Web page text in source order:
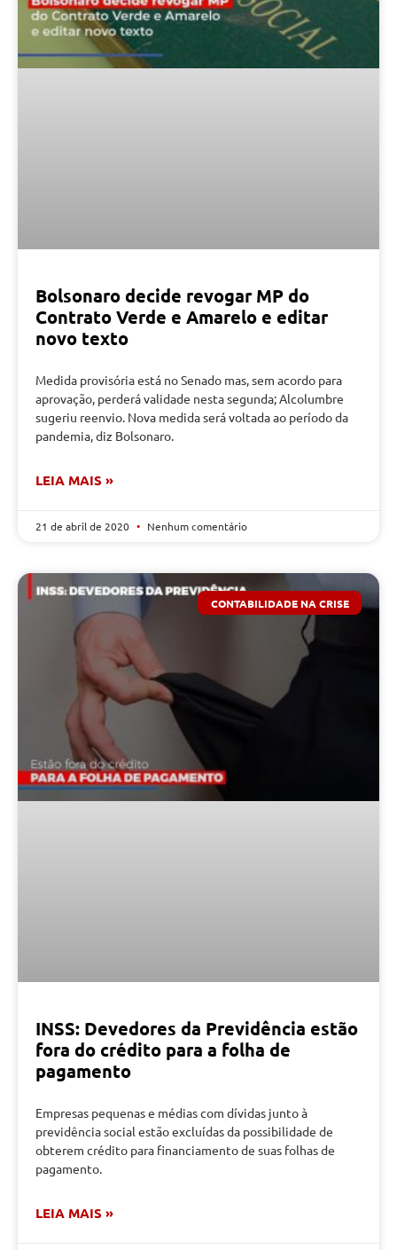
Bolsonaro decide revogar MP do
Contrato Verde e Amarelo e editar
novo texto
Medida provisória está no Senado mas, sem acordo para
aprovação, perderá validade nesta segunda; Alcolumbre
sugeriu reenvio. Nova medida será voltada ao período da
pandemia, diz Bolsonaro.
LEIA MAIS »
21 de abril de 2020 Nenhum comentário
CONTABILIDADE NA CRISE
INSS: Devedores da Previdência estão
fora do crédito para a folha de
pagamento
Empresas pequenas e médias com dívidas junto à
previdência social estão excluídas da possibilidade de
obterem crédito para financiamento de suas folhas de
pagamento.
LEIA MAIS »